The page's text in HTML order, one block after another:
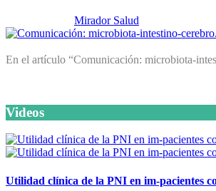
Mirador Salud
En el artículo “Comunicación: microbiota-
Videos
Utilidad clínica de la PNI en im-pacientes